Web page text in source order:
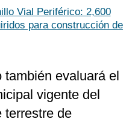
Vial Periférico: 2,600
para construcción de
también evaluará el
vigente del
terrestre de